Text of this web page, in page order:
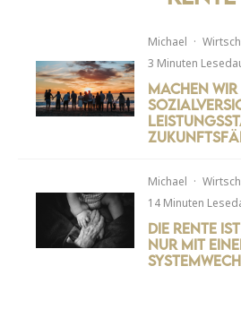
Michael ·
3 Minuten
Machen
Michael ·
14 Minuten
Die Rente
nur mit